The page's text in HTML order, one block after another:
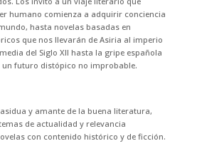
humano comienza a adquirir conciencia
hasta novelas basadas en
que nos llevarán de Asiria al imperio
del Siglo XII hasta la gripe española
un futuro distópico no improbable.
y amante de la buena literatura,
de actualidad y relevancia
con contenido histórico y de ficción.